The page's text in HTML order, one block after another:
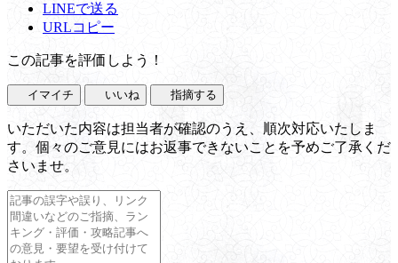
LINEで送る
URLコピー
この記事を評価しよう！
イマイチ いいね 指摘する
いただいた内容は担当者が確認のうえ、順次対応いたしま
す。個々のご意見にはお返事できないことを予めご了承くだ
さいませ。